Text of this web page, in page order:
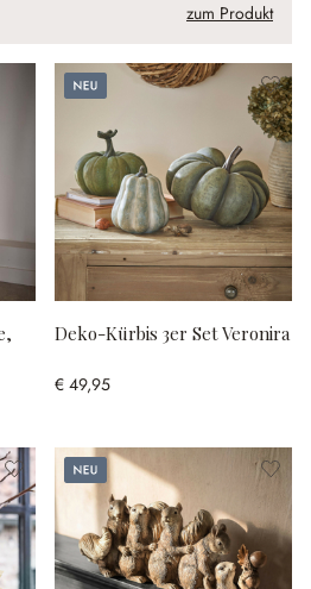
zum Produkt
Neu
Deko-Kürbis 3er Set Veronira
€ 49,95
Neu